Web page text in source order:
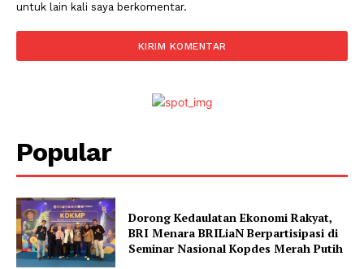
untuk lain kali saya berkomentar.
Popular
Dorong Kedaulatan Ekonomi Rakyat,
BRI Menara BRILiaN Berpartisipasi di
Seminar Nasional Kopdes Merah Putih